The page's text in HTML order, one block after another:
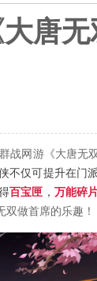
购卡充值
唐无
网游《大唐无
不仅可提升在门
百宝匣 ， 万能碎
双做首席的乐趣！